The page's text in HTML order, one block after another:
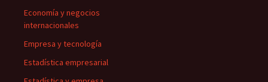
Economía y negocios
internacionales
Empresa y tecnología
Estadística empresarial